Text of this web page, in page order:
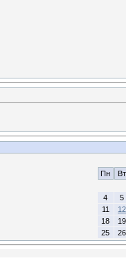
Пн Вт
4
5
11
12
18
19
25
26